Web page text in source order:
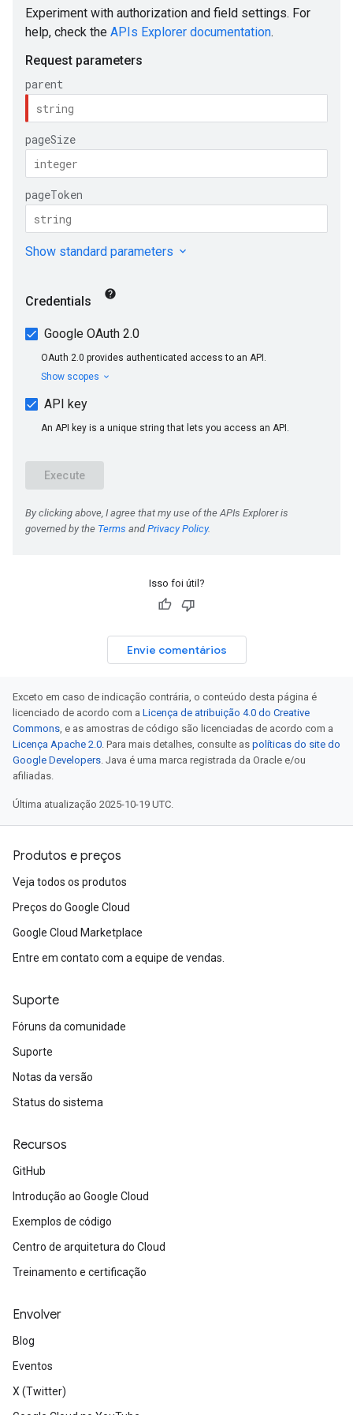
Isso foi útil?
Envie comentários
Exceto em caso de indicação contrária, o conteúdo desta página é
licenciado de acordo com a Licença de atribuição 4.0 do Creative
Commons, e as amostras de código são licenciadas de acordo com a
Licença Apache 2.0. Para mais detalhes, consulte as políticas do site do
Google Developers. Java é uma marca registrada da Oracle e/ou
afiliadas.
Última atualização 2025-10-19 UTC.
Produtos e preços
Veja todos os produtos
Preços do Google Cloud
Google Cloud Marketplace
Entre em contato com a equipe de vendas.
Suporte
Fóruns da comunidade
Suporte
Notas da versão
Status do sistema
Recursos
GitHub
Introdução ao Google Cloud
Exemplos de código
Centro de arquitetura do Cloud
Treinamento e certificação
Envolver
Blog
Eventos
X (Twitter)